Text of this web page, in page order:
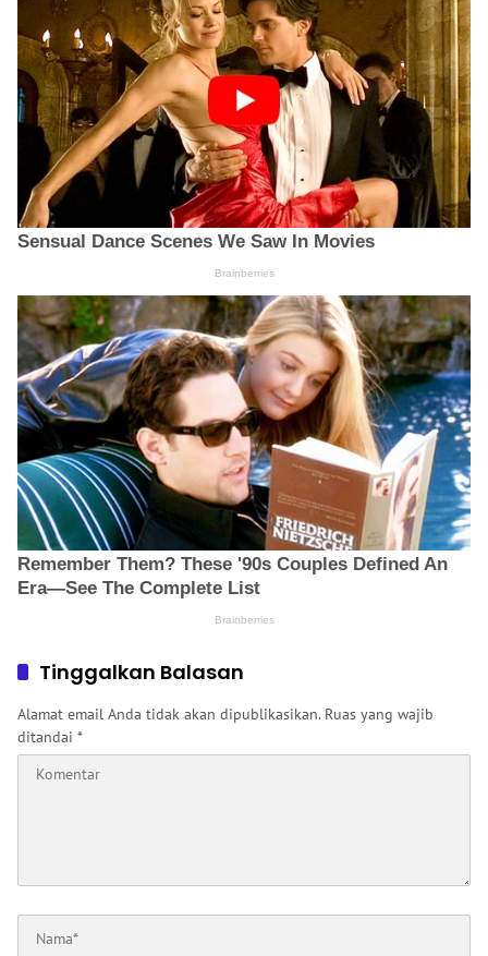
Tinggalkan Balasan
Alamat email Anda tidak akan dipublikasikan. Ruas yang wajib
ditandai *